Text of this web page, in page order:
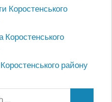
Коростенського
Коростенського
району